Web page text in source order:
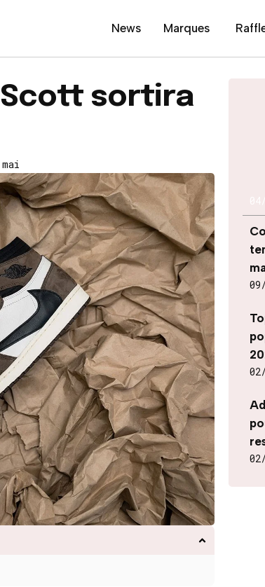
News Marques
Scott sortira